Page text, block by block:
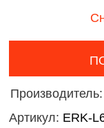
Производитель:
Артикул: ERK-